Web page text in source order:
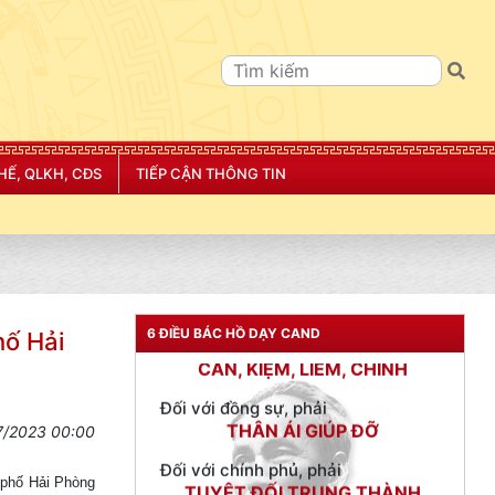
QLKH, CĐS TIẾP CẬN THÔNG TIN
Hải
2023 00:00
Hải Phòng
6 ĐIỀU BÁC HỒ DẠY CAND
NGƯỜI CÔNG AN CÁCH MỆNH LÀ:
Đối với tự mình, phải
CẦN, KIỆM, LIÊM, CHÍNH
Đối với đồng sự, phải
THÂN ÁI GIÚP ĐỠ
Đối với chính phủ, phải
TUYỆT ĐỐI TRUNG THÀNH
Đối với nhân dân, phải